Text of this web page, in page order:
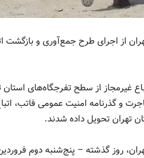
از اجرای طرح جمع‌آوری و بازگشت
غیرمجاز از سطح تفرجگاه‌های استان
و گذرنامه امنیت عمومی فاتب،
تهران تحویل داده شدند.
روز گذشته – پنج‌شنبه دوم